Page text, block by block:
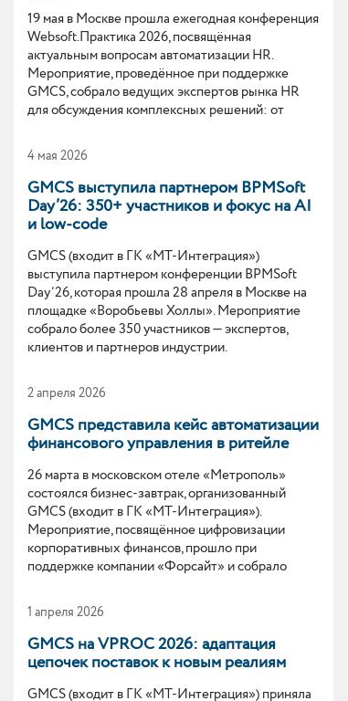
19 мая в Москве прошла ежегодная конференция
Websoft.Практика 2026, посвящённая
актуальным вопросам автоматизации HR.
Мероприятие, проведённое при поддержке
GMCS, собрало ведущих экспертов рынка HR
для обсуждения комплексных решений: от
адаптации персонала до управления карьерой и
автоматизации обратной связи.
4 мая 2026
GMCS выступила партнером BPMSoft
Day’26: 350+ участников и фокус на AI
и low-code
GMCS (входит в ГК «МТ-Интеграция»)
выступила партнером конференции BPMSoft
Day’26, которая прошла 28 апреля в Москве на
площадке «Воробьевы Холлы». Мероприятие
собрало более 350 участников — экспертов,
клиентов и партнеров индустрии.
2 апреля 2026
GMCS представила кейс автоматизации
финансового управления в ритейле
26 марта в московском отеле «Метрополь»
состоялся бизнес-завтрак, организованный
GMCS (входит в ГК «МТ-Интеграция»).
Мероприятие, посвящённое цифровизации
корпоративных финансов, прошло при
поддержке компании «Форсайт» и собрало
компаний из различных отраслей.
1 апреля 2026
GMCS на VPROC 2026: адаптация
цепочек поставок к новым реалиям
GMCS (входит в ГК «МТ-Интеграция») приняла